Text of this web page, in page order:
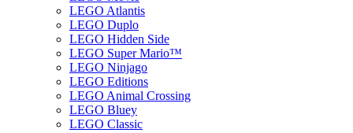
LEGO Atlantis
LEGO Duplo
LEGO Hidden Side
LEGO Super Mario™
LEGO Ninjago
LEGO Editions
LEGO Animal Crossing
LEGO Bluey
LEGO Classic